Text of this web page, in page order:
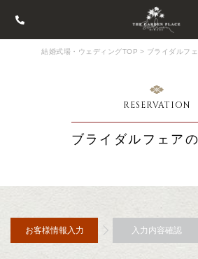
結婚式場・ウェディングTOP > ブライダルフ
RESERVATION
ブライダルフェア
お客様情報入力 入力内容確認